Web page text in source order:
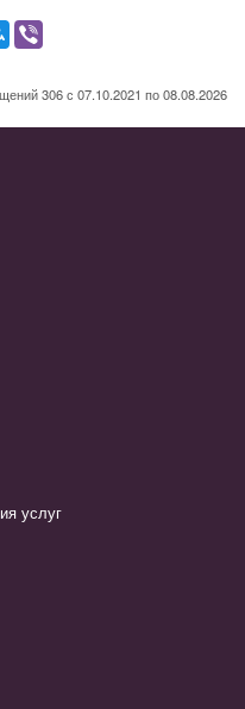
306 с 07.10.2021 по 08.08.2026
услуг